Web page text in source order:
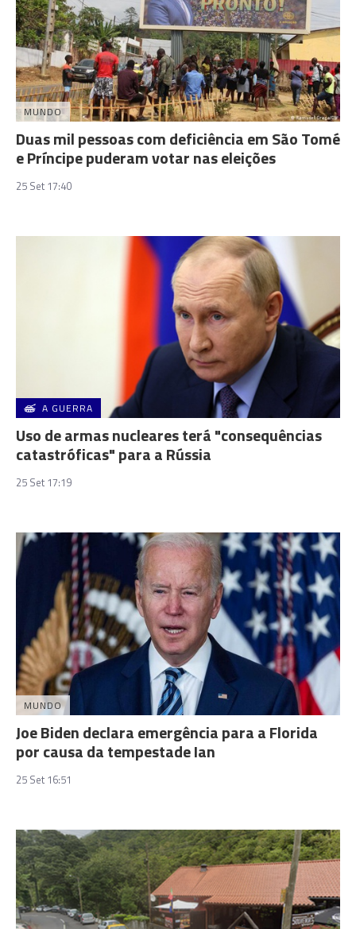
MUNDO
Duas mil pessoas com deficiência em São Tomé
e Príncipe puderam votar nas eleições
25 Set 17:40
A GUERRA
Uso de armas nucleares terá "consequências
catastróficas" para a Rússia
25 Set 17:19
MUNDO
Joe Biden declara emergência para a Florida
por causa da tempestade Ian
25 Set 16:51